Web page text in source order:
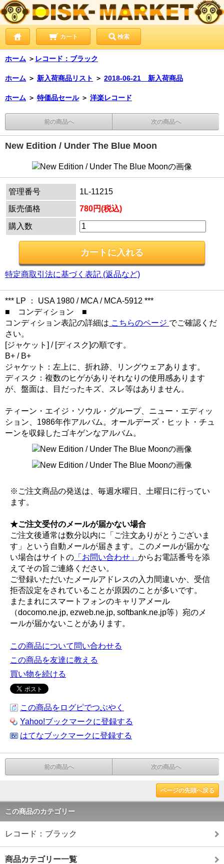
カート 検索
ホーム ＞ レコード：ブラック
ホーム ＞ 新入荷商品リスト ＞ 2018-06-21 新入荷商品
ホーム ＞ 特価品セール ＞ 洋楽レコード
前の商品へ 次の商品へ
New Edition / Under The Blue Moon
管理番号
1L-11215
販売価格
780円(税込)
購入数
特定商取引法に基づく表記 (返品など)
*** LP ： USA 1980 / MCA / MCA-5912 ***
■ コンディション ■
コンディション表記の詳細は こちらのページ でご確認くだ
さい。
[ジャケット] / [ディスク]の順です。
B+ / B+
ジャケット：左上に、折れ跡、リングウェアあります。
ディスク：複数のヒゲがありそれなりの使用感あります
が、盤面は、目だったキズ、スレ等はありません。
ティーン・エイジ・ソウル・グループ、ニュー・エディッ
ション、1986年作アルバム。オールデーズ・ヒット・チュ
ーンを収録したゴキゲンなアルバム。
※ご注文商品の発送は、毎週水曜日、土曜日に行ってい
ます。
★ご注文受付のメールが届かない場合
ご注文後通常は数分以内に「ご注文ありがとうございま
す」という自動メールが届きます。このメールが届かな
い場合はサイトの 「お問い合わせ」 からお電話番号を添
えてその旨ご連絡ください。
ご登録いただいたメールアドレスの入力間違いか、受信
拒否設定をされていることが原因のことが多いです。
またまれにスマートフォンのキャリアメール
（docomo.ne.jp, ezweb.ne.jp, softbank.ne.jp等）宛のメ
ールが届かないことがあります。
この商品について問い合わせる
この商品を友達に教える
買い物を続ける
この商品をログピでつぶやく
Yahoo!ブックマークに登録する
はてなブックマークに登録する
前の商品へ 次の商品へ
ページの先頭へ戻る
この商品のカテゴリー
レコード：ブラック
商品カテゴリー一覧